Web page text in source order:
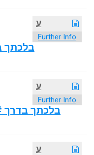
ע
Further Info
בלכתך
ע
Further Info
בלכתך
ע